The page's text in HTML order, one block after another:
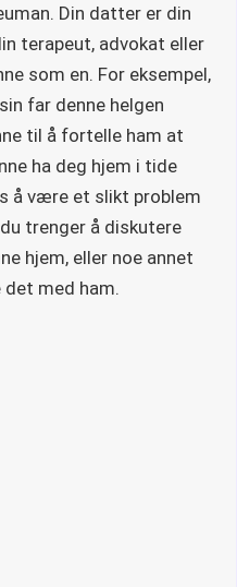
Din datter er din
terapeut, advokat eller
som en. For eksempel,
far denne helgen
til å fortelle ham at
ha deg hjem i tide
å være et slikt problem
trenger å diskutere
hjem, eller noe annet
med ham.